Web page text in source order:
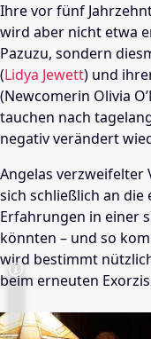
Ihre vor fünf
wird aber nicht etwa
Pazuzu, sondern
(Lidya Jewett) und
(Newcomerin Olivia
tauchen nach
negativ verändert
Angelas verzweifelter
sich schließlich an die
Erfahrungen in einer
könnten – und so
wird bestimmt
beim erneuten